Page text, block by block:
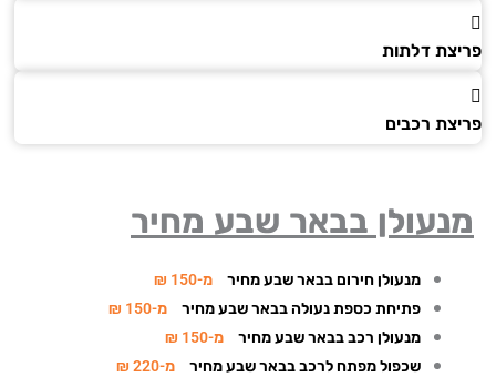
דלתות
רכבים
בבאר שבע מחיר
מנעולן חירום בבאר שבע מחיר
מ-150 ₪
פתיחת כספת נעולה בבאר שבע מחיר
מ-150 ₪
מנעולן רכב בבאר שבע מחיר
מ-150 ₪
שכפול מפתח לרכב בבאר שבע מחיר
מ-220 ₪